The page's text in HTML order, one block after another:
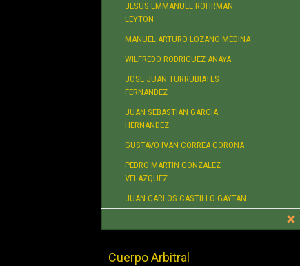
JESUS EMMANUEL ROHRMAN
LEYTON
MANUEL ARTURO LOZANO MEDINA
WILFREDO RODRIGUEZ ANAYA
JOSE JUAN TURRUBIATES
FERNANDEZ
JUAN SEBASTIAN GARCIA
HERNANDEZ
GUSTAVO IVAN CORREA CORONA
PEDRO MARTIN GONZALEZ
VELAZQUEZ
JUAN CARLOS CASTILLO GAYTAN
Cuerpo Arbitral